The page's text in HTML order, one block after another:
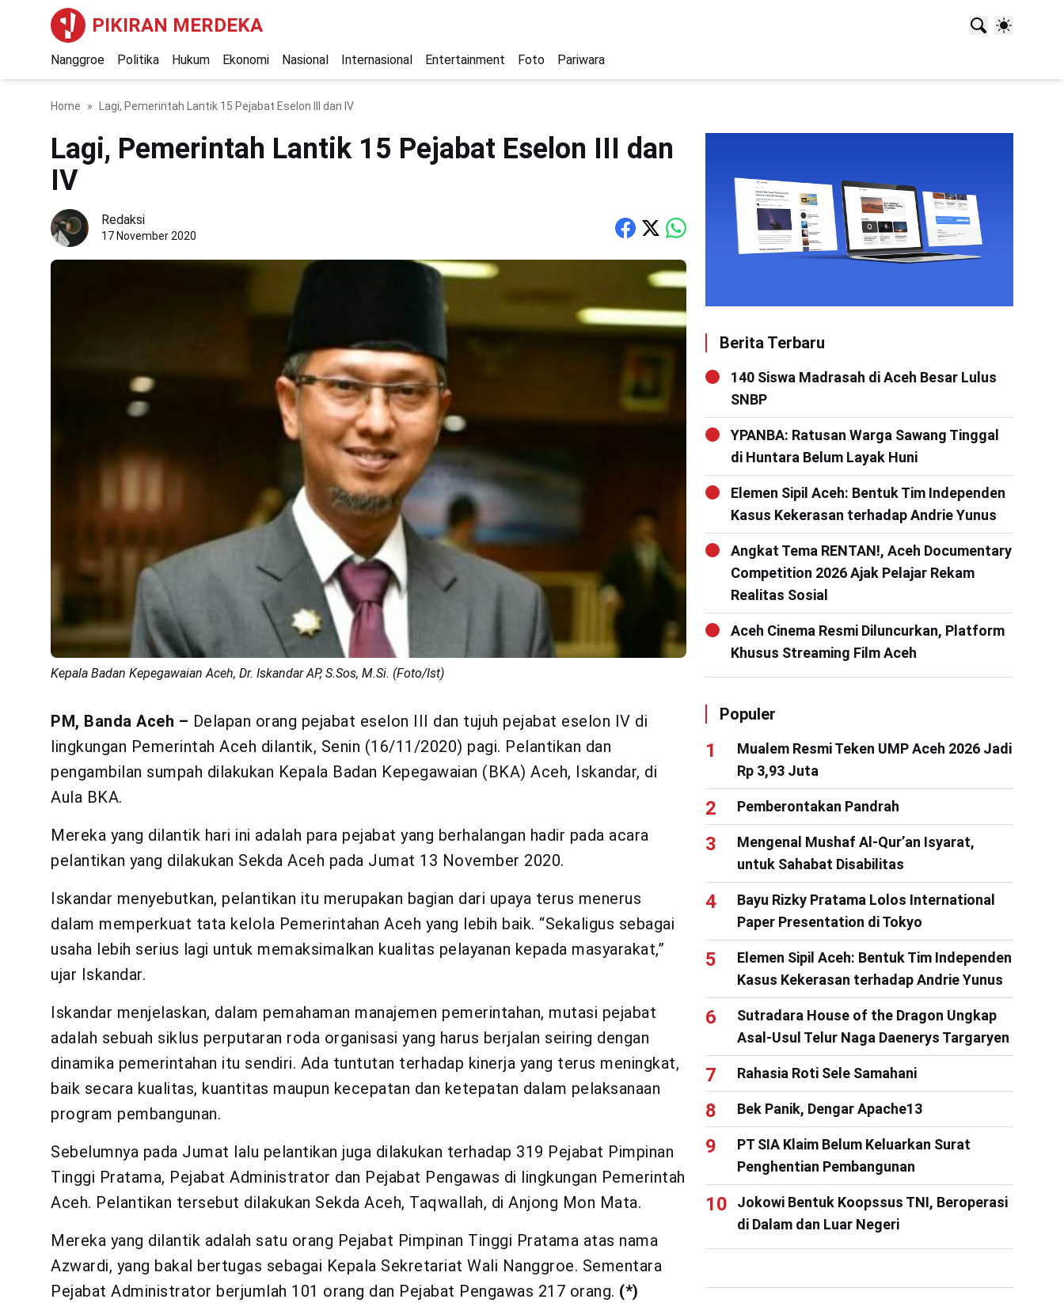
PIKIRAN MERDEKA
Nanggroe Politika Hukum Ekonomi Nasional Internasional Entertainment Foto Pariwara
Home Lagi, Pemerintah Lantik 15 Pejabat Eselon III dan IV
Lagi, Pemerintah Lantik 15 Pejabat Eselon III dan
IV
Redaksi
17 November 2020
Kepala Badan Kepegawaian Aceh, Dr. Iskandar AP, S.Sos, M.Si. (Foto/Ist)
PM, Banda Aceh – Delapan orang pejabat eselon III dan tujuh pejabat eselon IV di
lingkungan Pemerintah Aceh dilantik, Senin (16/11/2020) pagi. Pelantikan dan
pengambilan sumpah dilakukan Kepala Badan Kepegawaian (BKA) Aceh, Iskandar, di
Aula BKA.
Mereka yang dilantik hari ini adalah para pejabat yang berhalangan hadir pada acara
pelantikan yang dilakukan Sekda Aceh pada Jumat 13 November 2020.
Iskandar menyebutkan, pelantikan itu merupakan bagian dari upaya terus menerus
dalam memperkuat tata kelola Pemerintahan Aceh yang lebih baik. “Sekaligus sebagai
usaha lebih serius lagi untuk memaksimalkan kualitas pelayanan kepada masyarakat,”
ujar Iskandar.
Iskandar menjelaskan, dalam pemahaman manajemen pemerintahan, mutasi pejabat
adalah sebuah siklus perputaran roda organisasi yang harus berjalan seiring dengan
dinamika pemerintahan itu sendiri. Ada tuntutan terhadap kinerja yang terus meningkat,
baik secara kualitas, kuantitas maupun kecepatan dan ketepatan dalam pelaksanaan
program pembangunan.
Sebelumnya pada Jumat lalu pelantikan juga dilakukan terhadap 319 Pejabat Pimpinan
Tinggi Pratama, Pejabat Administrator dan Pejabat Pengawas di lingkungan Pemerintah
Aceh. Pelantikan tersebut dilakukan Sekda Aceh, Taqwallah, di Anjong Mon Mata.
Mereka yang dilantik adalah satu orang Pejabat Pimpinan Tinggi Pratama atas nama
Azwardi, yang bakal bertugas sebagai Kepala Sekretariat Wali Nanggroe. Sementara
Pejabat Administrator berjumlah 101 orang dan Pejabat Pengawas 217 orang. (*)
Berita Terbaru
140 Siswa Madrasah di Aceh Besar Lulus
SNBP
YPANBA: Ratusan Warga Sawang Tinggal
di Huntara Belum Layak Huni
Elemen Sipil Aceh: Bentuk Tim Independen
Kasus Kekerasan terhadap Andrie Yunus
Angkat Tema RENTAN!, Aceh Documentary
Competition 2026 Ajak Pelajar Rekam
Realitas Sosial
Aceh Cinema Resmi Diluncurkan, Platform
Khusus Streaming Film Aceh
Populer
Mualem Resmi Teken UMP Aceh 2026 Jadi
Rp 3,93 Juta
Pemberontakan Pandrah
Mengenal Mushaf Al-Qur’an Isyarat,
untuk Sahabat Disabilitas
Bayu Rizky Pratama Lolos International
Paper Presentation di Tokyo
Elemen Sipil Aceh: Bentuk Tim Independen
Kasus Kekerasan terhadap Andrie Yunus
Sutradara House of the Dragon Ungkap
Asal-Usul Telur Naga Daenerys Targaryen
Rahasia Roti Sele Samahani
Bek Panik, Dengar Apache13
PT SIA Klaim Belum Keluarkan Surat
Penghentian Pembangunan
Jokowi Bentuk Koopssus TNI, Beroperasi
di Dalam dan Luar Negeri